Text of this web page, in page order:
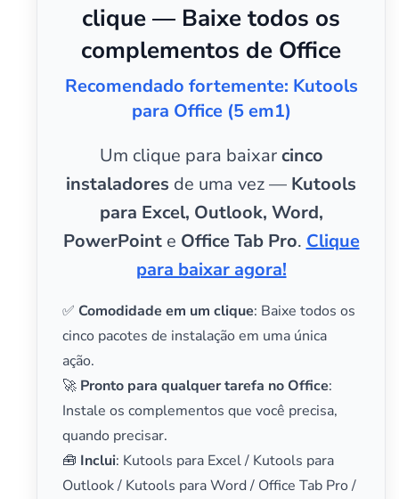
clique — Baixe todos os
complementos de Office
Recomendado fortemente: Kutools
para Office (5 em1)
Um clique para baixarcinco
instaladores de uma vez — Kutools
para Excel, Outlook, Word,
PowerPointe Office Tab Pro. Clique
para baixar agora!
✅ Comodidade em um clique: Baixe todos os
cinco pacotes de instalação em uma única
ação.
🚀 Pronto para qualquer tarefa no Office:
Instale os complementos que você precisa,
quando precisar.
🧰 Inclui: Kutools para Excel / Kutools para
Outlook / Kutools para Word / Office Tab Pro /